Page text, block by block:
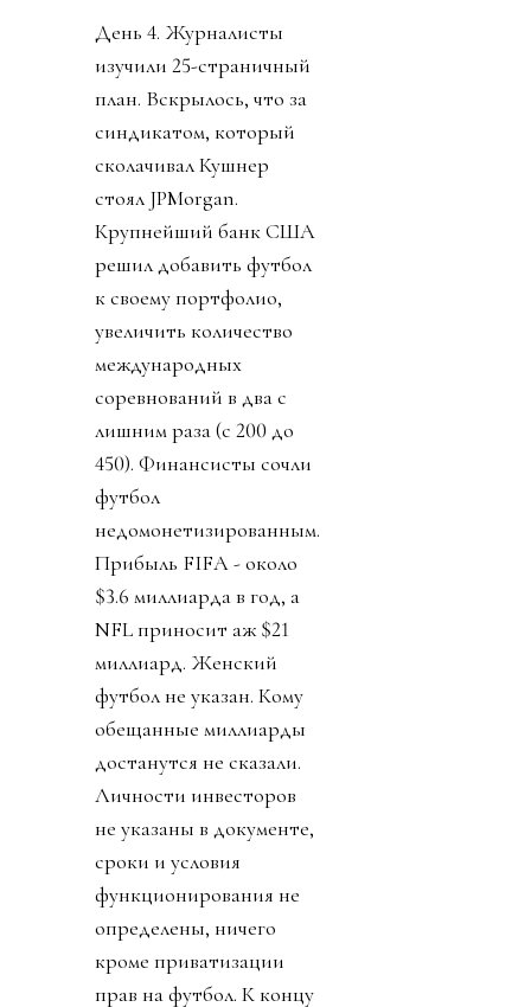
День 4. Журналисты
изучили 25-страничный
план. Вскрылось, что за
синдикатом, который
сколачивал Кушнер
стоял JPMorgan.
Крупнейший банк США
решил добавить футбол
к своему портфолио,
увеличить количество
международных
соревнований в два с
лишним раза (с 200 до
450). Финансисты сочли
футбол
недомонетизированным.
Прибыль FIFA - около
$3.6 миллиарда в год, а
NFL приносит аж $21
миллиард. Женский
футбол не указан. Кому
обещанные миллиарды
достанутся не сказали.
Личности инвесторов
не указаны в документе,
сроки и условия
функционирования не
определены, ничего
кроме приватизации
прав на футбол. К концу